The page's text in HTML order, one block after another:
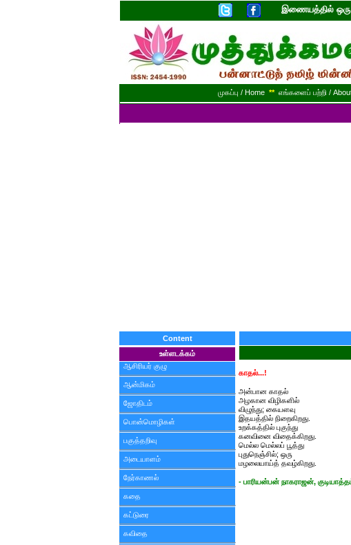
இணையத்தில்
முகப்பு / Home ** எங்களைப் பற்றி /
Content
உள்ளடக்கம்
ஆசிரியர் குழு
ஆன்மிகம்
ஜோதிடம்
பொன்மொழிகள்
பகுத்தறிவு
அடையாளம்
நேர்காணல்
கதை
கட்டுரை
கவிதை
காதல்...!
அன்பான காதல்
அழகான விழிகளில்
விழுந்து; கையளவு
இதயத்தில் நிறைகிறது.
உறக்கத்தில் புகுந்து
கனவினை விதைக்கிறது.
மெல்ல மெல்லப் பூத்து
புதுநெஞ்சில்; ஒரு
மழலையாய்த் தவழ்கிறது.
- பாரியன்பன் நாகராஜன்,